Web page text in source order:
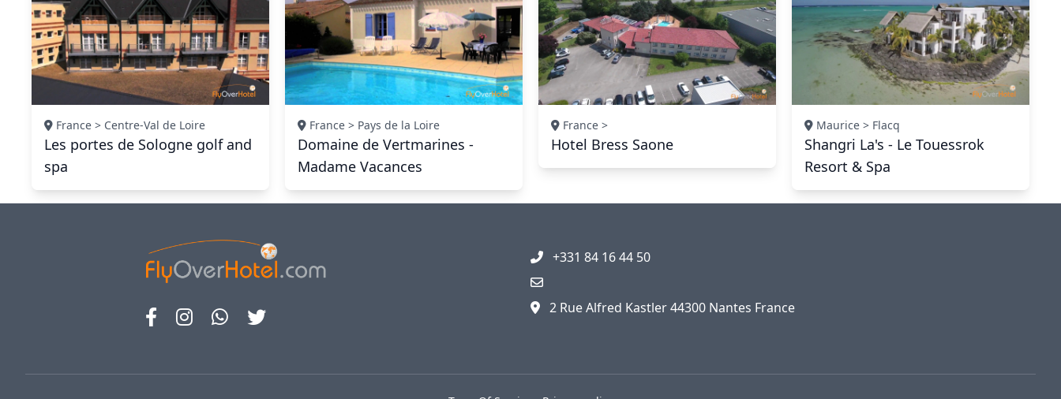
France > Centre-Val de Loire
Les portes de Sologne golf and
spa
France > Pays de la Loire
Domaine de Vertmarines -
Madame Vacances
France >
Hotel Bress Saone
Maurice > Flacq
Shangri La's - Le Touessrok
Resort & Spa
+331 84 16 44 50
2 Rue Alfred Kastler 44300 Nantes France